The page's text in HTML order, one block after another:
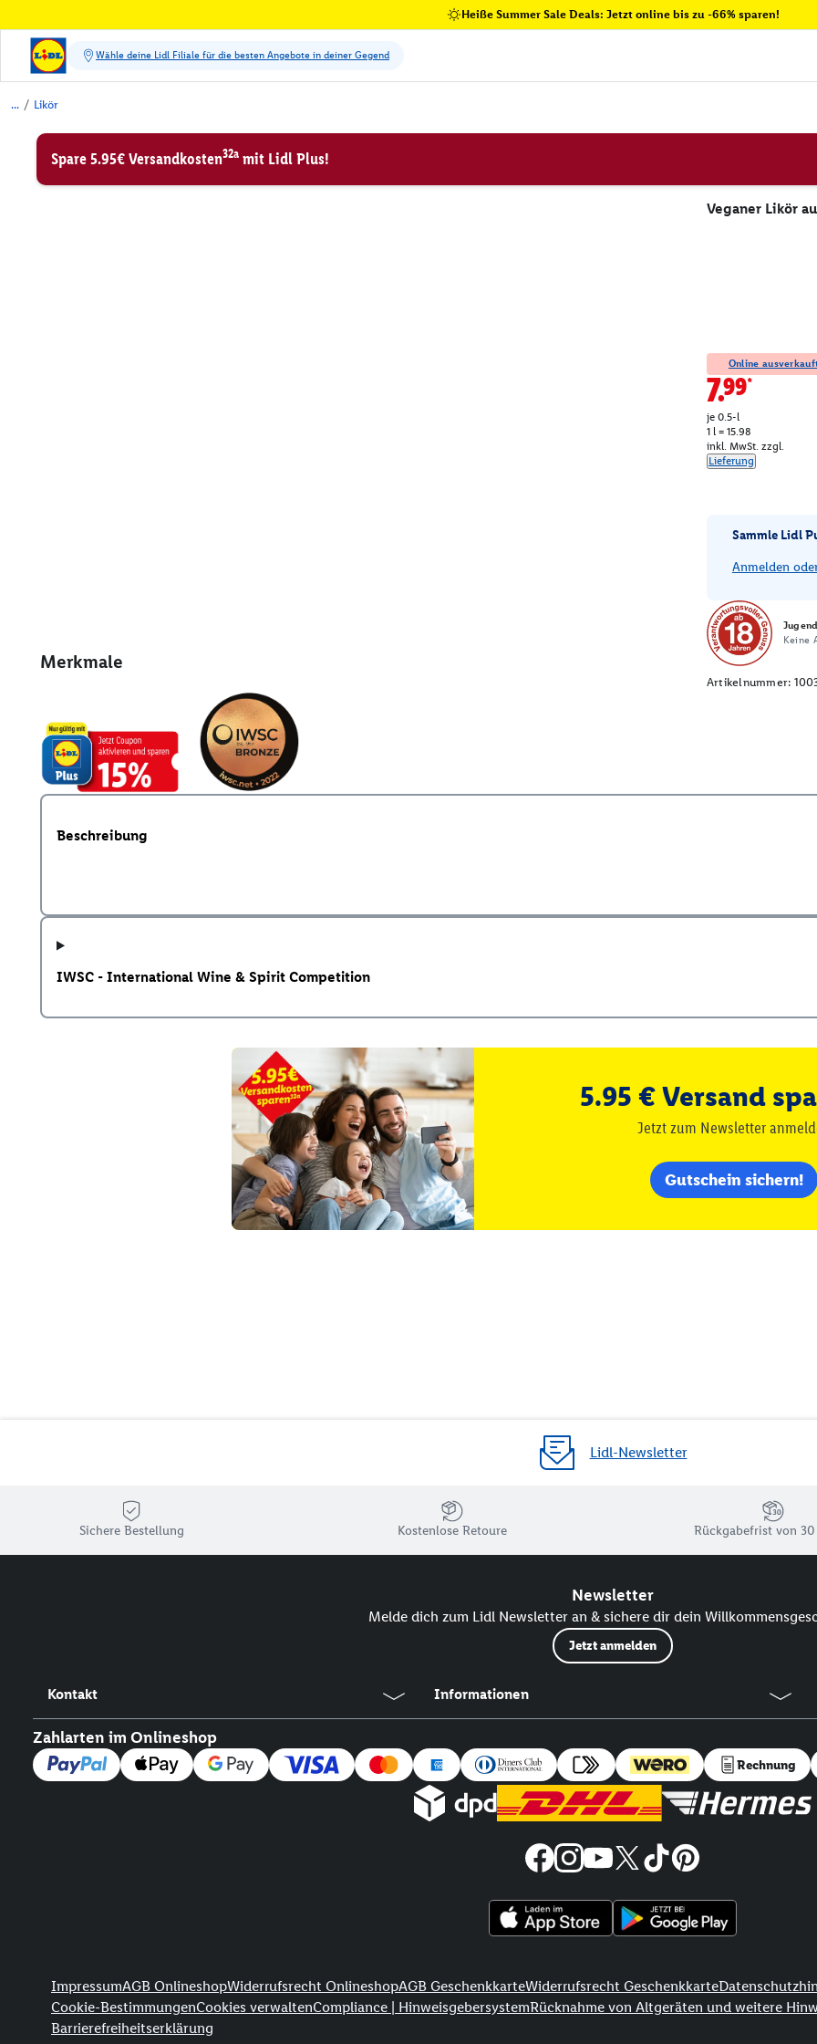
Heiße Summer Sale Deals: Jetzt online bis zu -66% sparen!
/ Likör
Spare 5.95€ Versandkosten32a mit Lidl Plus!
Veganer Likör
Merkmale
Online
7.99*
je 0.5-l
1 l = 15.98
inkl. MwSt. zzgl.
Lieferung
Sammle Lidl
Anmelden
Keine
Artikelnummer:
Beschreibung
IWSC - International Wine & Spirit Competition
5.95 € Versand
Jetzt zum Newsletter
Gutschein sichern!
Lidl-Newsletter
Sichere Bestellung Kostenlose Retoure Rückgabefrist von 30
Newsletter
Melde dich zum Lidl Newsletter an & sichere dir dein
Jetzt anmelden
Kontakt Informationen
Zahlarten im Onlineshop
Rechnung
ImpressumAGB OnlineshopWiderrufsrecht OnlineshopAGB GeschenkkarteWiderrufsrecht Geschenkkarte
Cookie-BestimmungenCookies verwaltenCompliance | HinweisgebersystemRücknahme von Altgeräten und weitere
Barrierefreiheitserklärung